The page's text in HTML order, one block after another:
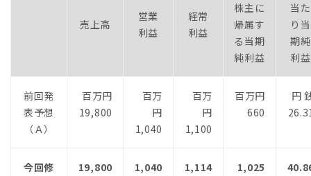
売上高
営業
利益
経常
利益
株主に
帰属す
る当期
純利益
当た
り当
期純
利益
前回発
表予想
（Ａ）
百万円
19,800
百万
円
1,040
百万
円
1,100
百万円
660
円
今回修
19,800 1,040 1,114 1,025